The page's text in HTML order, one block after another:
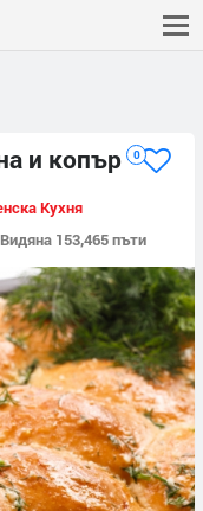
и копър 0
Кухня
Видяна 153,465 пъти